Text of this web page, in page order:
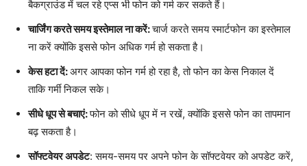
बैकग्राउंड में चल रहे एप्स भी फोन को गर्म कर सकते हैं।
चार्जिंग करते समय इस्तेमाल ना करें:चार्ज करते समय स्मार्टफोन का इस्तेमाल
ना करें क्योंकि इससे फोन अधिक गर्म हो सकता है।
केस हटा दें:अगर आपका फोन गर्म हो रहा है, तो फोन का केस निकाल दें
ताकि गर्मी निकल सके।
सीधे धूप से बचाएं:फोन को सीधे धूप में न रखें, क्योंकि इससे फोन का तापमान
बढ़ सकता है।
सॉफ्टवेयर अपडेट: समय-समय पर अपने फोन के सॉफ्टवेयर को अपडेट करें,